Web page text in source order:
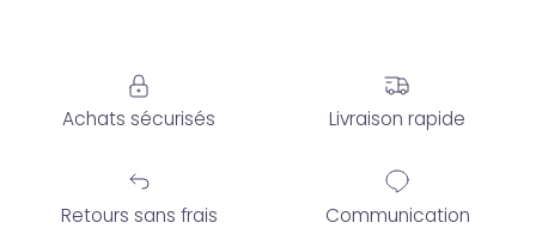
Achats sécurisés Livraison rapide
Retours sans frais Communication